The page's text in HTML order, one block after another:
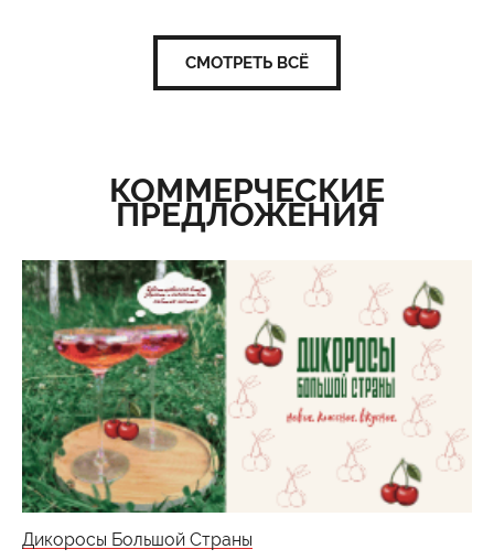
СМОТРЕТЬ ВСЁ
КОММЕРЧЕСКИЕ
ПРЕДЛОЖЕНИЯ
Дикоросы Большой Страны